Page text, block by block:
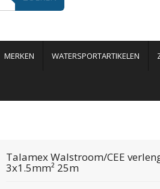
MERKEN WATERSPORTARTIKELEN
TalamexWalstroom/CEE
3x1.5mm² 25m